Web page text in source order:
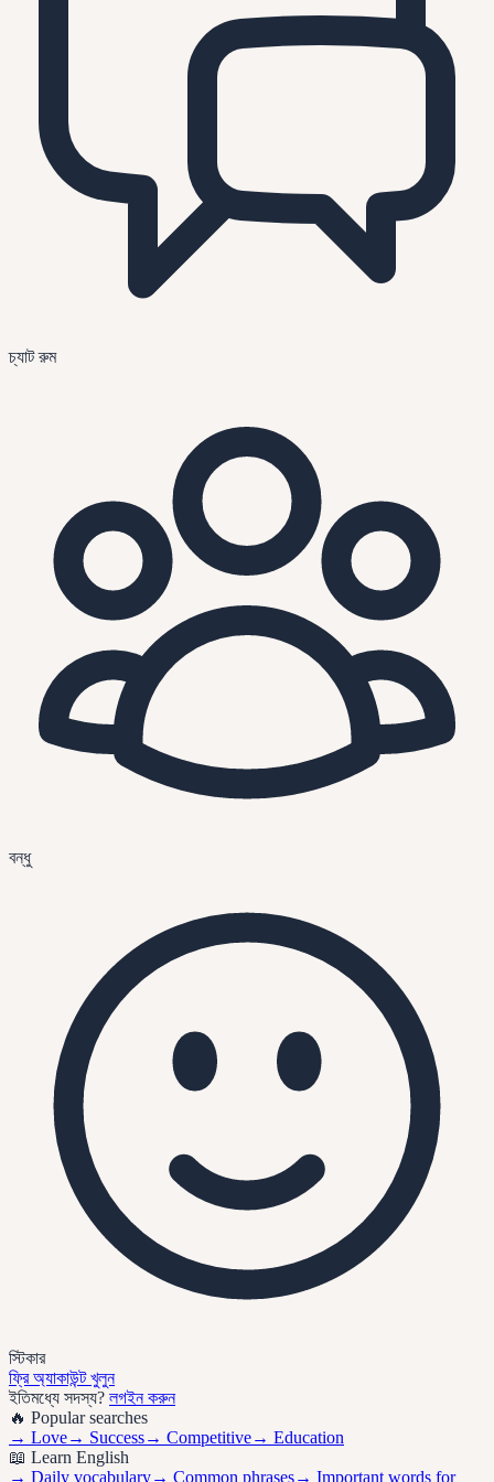
চ্যাট রুম
বন্ধু
স্টিকার
ফ্রি অ্যাকাউন্ট খুলুন
ইতিমধ্যে সদস্য? লগইন করুন
🔥 Popular searches
→ Love→ Success→ Competitive→ Education
📖 Learn English
→ Daily vocabulary→ Common phrases→ Important words for